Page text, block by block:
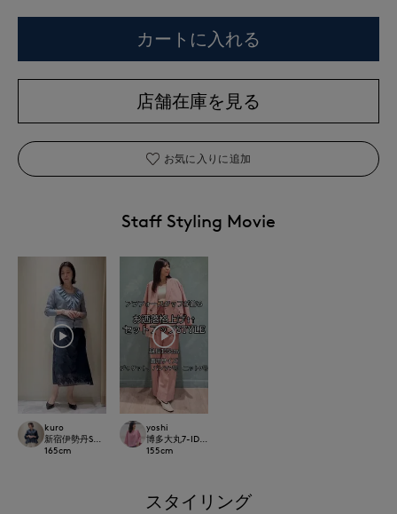
カートに入れる
店舗在庫を見る
お気に入りに追加
Staff Styling Movie
kuro
新宿伊勢丹SUPERIOR CLOSET
165cm
yoshi
博多大丸7-IDconcept.
155cm
スタイリング